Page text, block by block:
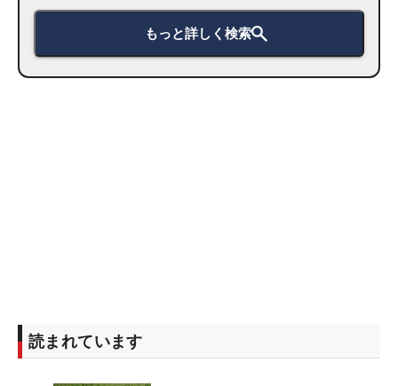
もっと詳しく検索
読まれています